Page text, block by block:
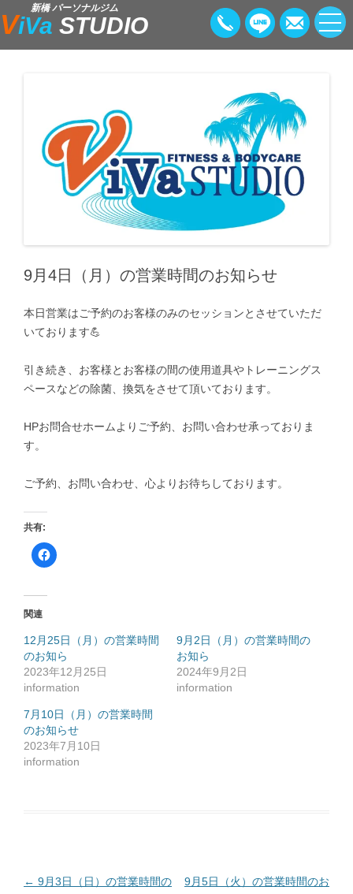
新橋 パーソナルジム
ViVa STUDIO
9月4日（月）の営業時間のお知らせ
本日営業はご予約のお客様のみのセッションとさせていただ
いております💪
引き続き、お客様とお客様の間の使用道具やトレーニングス
ペースなどの除菌、換気をさせて頂いております。
HPお問合せホームよりご予約、お問い合わせ承っておりま
す。
ご予約、お問い合わせ、心よりお待ちしております。
共有:
F
a
共
有
す
る
に
は
ク
ッ
ク
し
て
く
だ
さ
で
開
関連
12月25日（月）の営業時間
のお知ら
2023年12月25日
information
9月2日（月）の営業時間の
お知ら
2024年9月2日
information
7月10日（月）の営業時間
のお知らせ
2023年7月10日
information
投
← 9月3日（日）の営業時間の
9月5日（火）の営業時間のお